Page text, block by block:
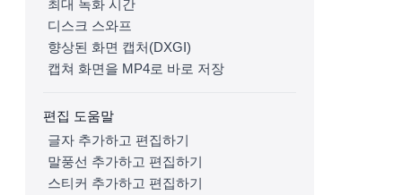
최대 녹화 시간
디스크 스와프
향상된 화면 캡처(DXGI)
캡쳐 화면을 MP4로 바로 저장
편집 도움말
글자 추가하고 편집하기
말풍선 추가하고 편집하기
스티커 추가하고 편집하기